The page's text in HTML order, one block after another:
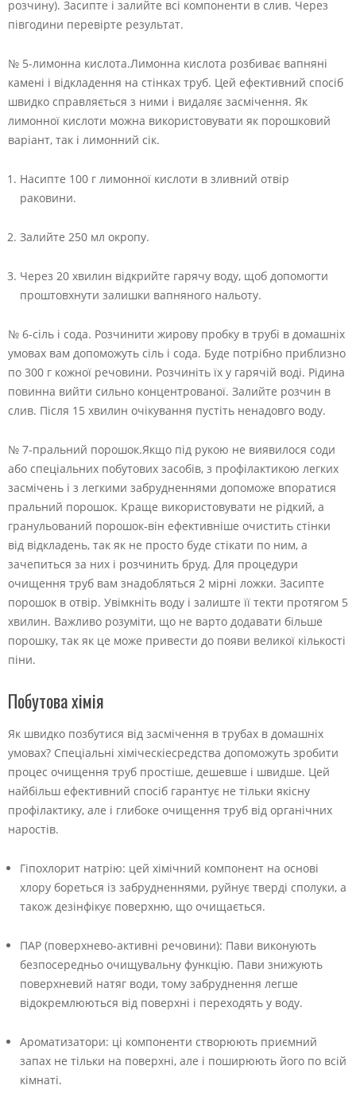
розчину). Засипте і залийте всі компоненти в слив. Через
півгодини перевірте результат.
№ 5-лимонна кислота.Лимонна кислота розбиває вапняні
камені і відкладення на стінках труб. Цей ефективний спосіб
швидко справляється з ними і видаляє засмічення. Як
лимонної кислоти можна використовувати як порошковий
варіант, так і лимонний сік.
Насипте 100 г лимонної кислоти в зливний отвір
раковини.
Залийте 250 мл окропу.
Через 20 хвилин відкрийте гарячу воду, щоб допомогти
проштовхнути залишки вапняного нальоту.
№ 6-сіль і сода. Розчинити жирову пробку в трубі в домашніх
умовах вам допоможуть сіль і сода. Буде потрібно приблизно
по 300 г кожної речовини. Розчиніть їх у гарячій воді. Рідина
повинна вийти сильно концентрованої. Залийте розчин в
слив. Після 15 хвилин очікування пустіть ненадовго воду.
№ 7-пральний порошок.Якщо під рукою не виявилося соди
або спеціальних побутових засобів, з профілактикою легких
засмічень і з легкими забрудненнями допоможе впоратися
пральний порошок. Краще використовувати не рідкий, а
гранульований порошок-він ефективніше очистить стінки
від відкладень, так як не просто буде стікати по ним, а
зачепиться за них і розчинить бруд. Для процедури
очищення труб вам знадобляться 2 мірні ложки. Засипте
порошок в отвір. Увімкніть воду і залиште її текти протягом 5
хвилин. Важливо розуміти, що не варто додавати більше
порошку, так як це може привести до появи великої кількості
піни.
Побутова хімія
Як швидко позбутися від засмічення в трубах в домашніх
умовах? Спеціальні хіміческіесредства допоможуть зробити
процес очищення труб простіше, дешевше і швидше. Цей
найбільш ефективний спосіб гарантує не тільки якісну
профілактику, але і глибоке очищення труб від органічних
наростів.
Гіпохлорит натрію: цей хімічний компонент на основі
хлору бореться із забрудненнями, руйнує тверді сполуки, а
також дезінфікує поверхню, що очищається.
ПАР (поверхнево-активні речовини): Пави виконують
безпосередньо очищувальну функцію. Пави знижують
поверхневий натяг води, тому забруднення легше
відокремлюються від поверхні і переходять у воду.
Ароматизатори: ці компоненти створюють приємний
запах не тільки на поверхні, але і поширюють його по всій
кімнаті.